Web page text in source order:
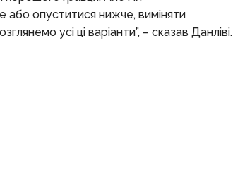
або опуститися нижче, виміняти
усі ці варіанти”, – сказав Данліві.